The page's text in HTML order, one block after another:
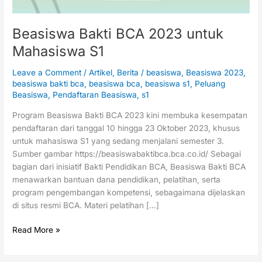
Beasiswa Bakti BCA 2023 untuk
Mahasiswa S1
Leave a Comment /Artikel, Berita / beasiswa, Beasiswa 2023,
beasiswa bakti bca, beasiswa bca, beasiswa s1, Peluang
Beasiswa, Pendaftaran Beasiswa, s1
Program Beasiswa Bakti BCA 2023 kini membuka kesempatan
pendaftaran dari tanggal 10 hingga 23 Oktober 2023, khusus
untuk mahasiswa S1 yang sedang menjalani semester 3.
Sumber gambar https://beasiswabaktibca.bca.co.id/ Sebagai
bagian dari inisiatif Bakti Pendidikan BCA, Beasiswa Bakti BCA
menawarkan bantuan dana pendidikan, pelatihan, serta
program pengembangan kompetensi, sebagaimana dijelaskan
di situs resmi BCA. Materi pelatihan […]
Read More »